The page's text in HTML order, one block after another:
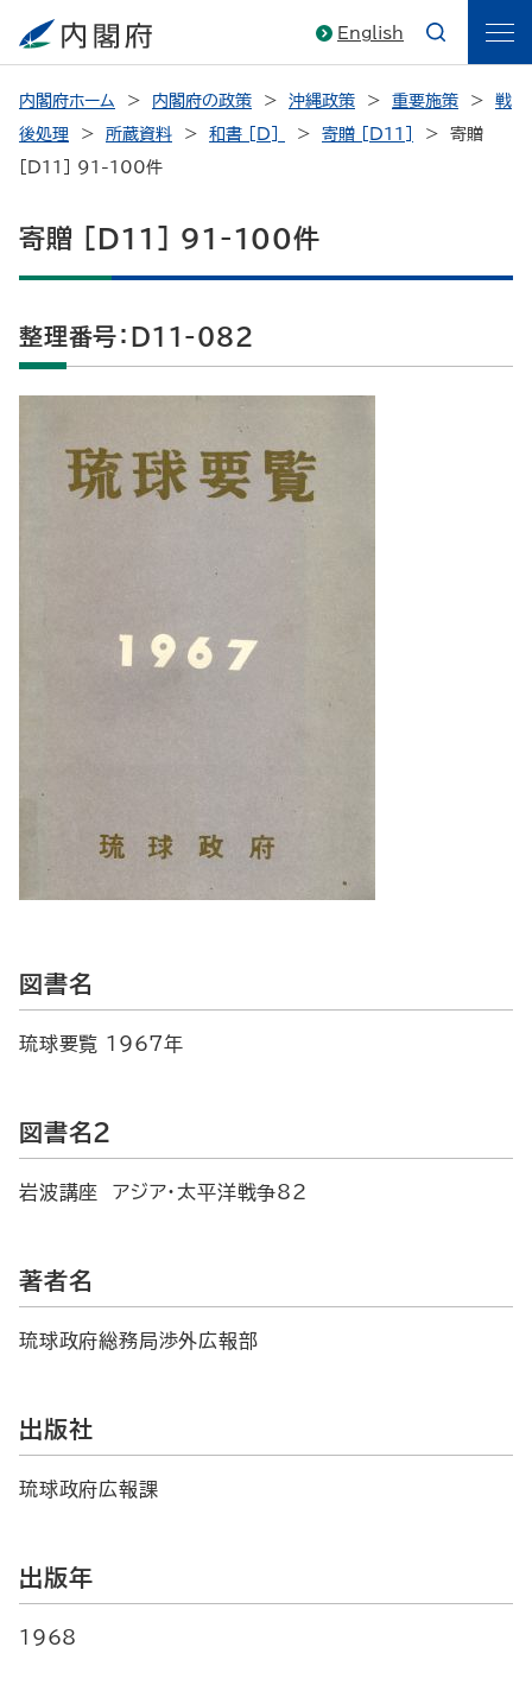
English
内閣府ホーム 内閣府の政策 沖縄政策 重要施策
戦
後処理
所蔵資料 和書 [D] 寄贈 [D11]
寄贈
[D11] 91-100件
寄贈 [D11] 91-100件
整理番号：D11-082
図書名
琉球要覧 1967年
図書名2
岩波講座 アジア・太平洋戦争82
著者名
琉球政府総務局渉外広報部
出版社
琉球政府広報課
出版年
1968